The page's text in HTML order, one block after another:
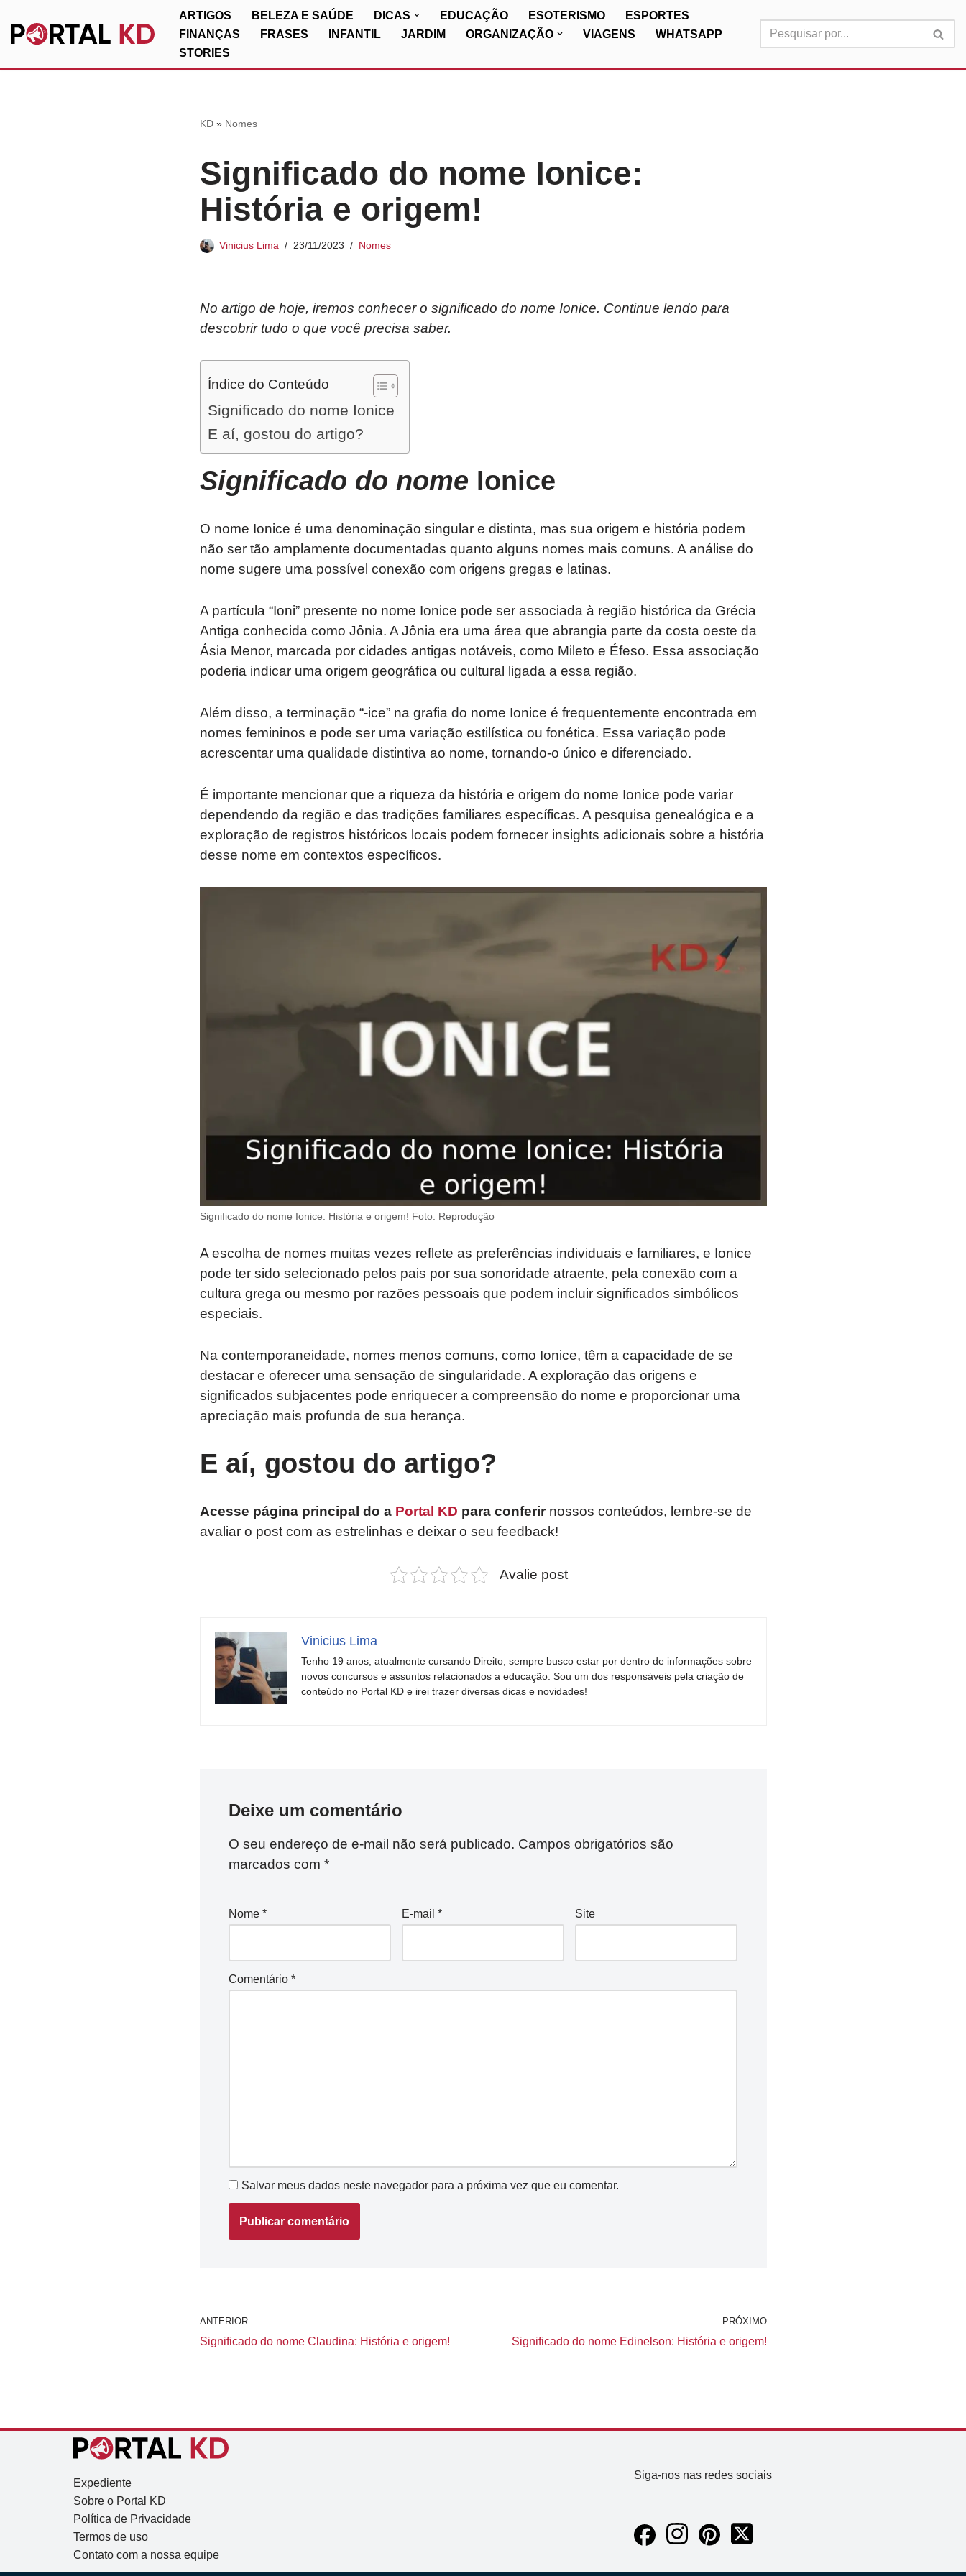
Pular
ARTIGOS BELEZA E SAÚDE DICAS EDUCAÇÃO ESOTERISMO
ESPORTES
FINANÇAS
FRASES INFANTIL JARDIM ORGANIZAÇÃO VIAGENS
WHATSAPP
STORIES
KD» Nomes
Significado do nome Ionice:
História e origem!
Vinicius Lima 23/11/2023 Nomes
No artigo de hoje, iremos conhecer o significado do nome Ionice. Continue lendo para
descobrir tudo o que você precisa saber.
Índice do Conteúdo
Significado do nome Ionice
E aí, gostou do artigo?
Significado do nome Ionice
O nome Ionice é uma denominação singular e distinta, mas sua origem e história podem
não ser tão amplamente documentadas quanto alguns nomes mais comuns. A análise do
nome sugere uma possível conexão com origens gregas e latinas.
A partícula “Ioni” presente no nome Ionice pode ser associada à região histórica da Grécia
Antiga conhecida como Jônia. A Jônia era uma área que abrangia parte da costa oeste da
Ásia Menor, marcada por cidades antigas notáveis, como Mileto e Éfeso. Essa associação
poderia indicar uma origem geográfica ou cultural ligada a essa região.
Além disso, a terminação “-ice” na grafia do nome Ionice é frequentemente encontrada em
nomes femininos e pode ser uma variação estilística ou fonética. Essa variação pode
acrescentar uma qualidade distintiva ao nome, tornando-o único e diferenciado.
É importante mencionar que a riqueza da história e origem do nome Ionice pode variar
dependendo da região e das tradições familiares específicas. A pesquisa genealógica e a
exploração de registros históricos locais podem fornecer insights adicionais sobre a história
desse nome em contextos específicos.
Significado do nome Ionice: História e origem! Foto: Reprodução
A escolha de nomes muitas vezes reflete as preferências individuais e familiares, e Ionice
pode ter sido selecionado pelos pais por sua sonoridade atraente, pela conexão com a
cultura grega ou mesmo por razões pessoais que podem incluir significados simbólicos
especiais.
Na contemporaneidade, nomes menos comuns, como Ionice, têm a capacidade de se
destacar e oferecer uma sensação de singularidade. A exploração das origens e
significados subjacentes pode enriquecer a compreensão do nome e proporcionar uma
apreciação mais profunda de sua herança.
E aí, gostou do artigo?
Acesse página principal do a Portal KD para conferirnossos conteúdos, lembre-se de
avaliar o post com as estrelinhas e deixar o seu feedback!
Avalie post
Vinicius Lima
Tenho 19 anos, atualmente cursando Direito, sempre busco estar por dentro de informações sobre
novos concursos e assuntos relacionados a educação. Sou um dos responsáveis pela criação de
conteúdo no Portal KD e irei trazer diversas dicas e novidades!
Deixe um comentário
O seu endereço de e-mail não será publicado. Campos obrigatórios são
marcados com *
Nome * E-mail * Site
Comentário *
Salvar meus dados neste navegador para a próxima vez que eu comentar.
ANTERIOR
Significado do nome Claudina: História e origem!
PRÓXIMO
Significado do nome Edinelson: História e origem!
Expediente
Sobre o Portal KD
Política de Privacidade
Termos de uso
Contato com a nossa equipe
Siga-nos nas redes sociais